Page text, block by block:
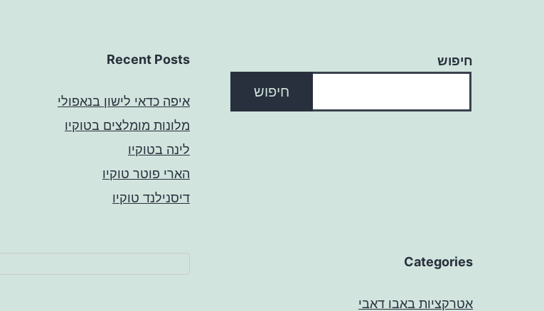
חיפוש
חיפוש
Recent Posts
איפה כדאי לישון בנאפולי
מלונות מומלצים בטוקיו
לינה בטוקיו
הארי פוטר טוקיו
דיסנילנד טוקיו
Categories
אטרקציות באבו דאבי